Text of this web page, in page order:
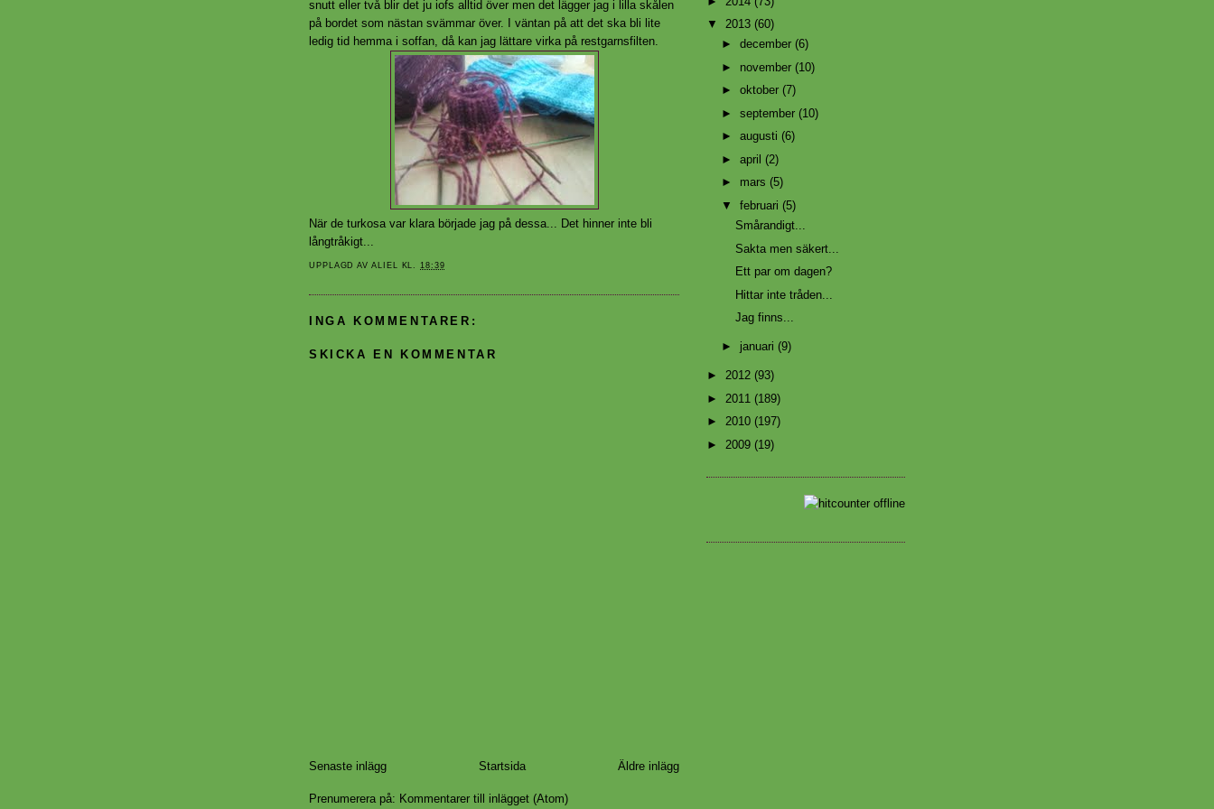
snutt eller två blir det ju iofs alltid över men det lägger jag i lilla skålen
på bordet som nästan svämmar över. I väntan på att det ska bli lite
ledig tid hemma i soffan, då kan jag lättare virka på restgarnsfilten.
När de turkosa var klara började jag på dessa... Det hinner inte bli
långtråkigt...
UPPLAGD AVALIEL KL. 18:39
INGA KOMMENTARER:
SKICKA EN KOMMENTAR
Senaste inlägg Äldre inlägg
Startsida
Prenumerera på: Kommentarer till inlägget (Atom)
▼ 2013 (60)
► december (6)
► november (10)
► oktober (7)
► september (10)
► augusti (6)
► april (2)
► mars (5)
▼ februari (5)
Smårandigt...
Sakta men säkert...
Ett par om dagen?
Hittar inte tråden...
Jag finns...
► januari (9)
► 2012 (93)
► 2011 (189)
► 2010 (197)
► 2009 (19)